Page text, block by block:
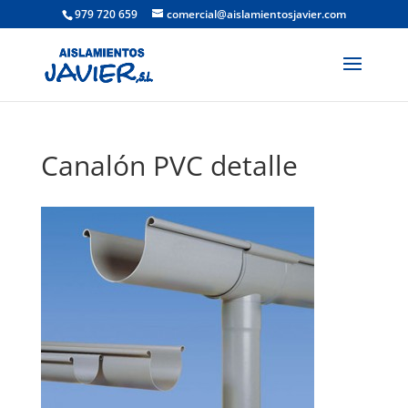
979 720 659 comercial@aislamientosjavier.com
Canalón PVC detalle